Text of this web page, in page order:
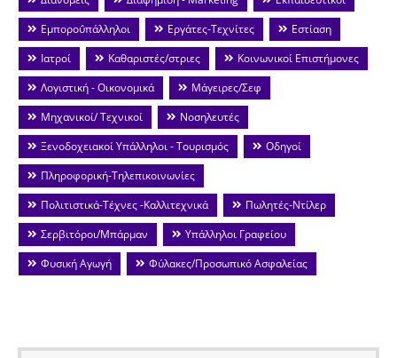
Εμποροΰπάλληλοι
Εργάτες-Τεχνίτες
Εστίαση
Ιατροί
Καθαριστές/στριες
Κοινωνικοί Επιστήμονες
Λογιστική - Οικονομικά
Μάγειρες/Σεφ
Μηχανικοί/ Τεχνικοί
Νοσηλευτές
Ξενοδοχειακοί Υπάλληλοι - Τουρισμός
Οδηγοί
Πληροφορική-Τηλεπικοινωνίες
Πολιτιστικά-Τέχνες -Καλλιτεχνικά
Πωλητές-Ντίλερ
Σερβιτόροι/Μπάρμαν
Υπάλληλοι Γραφείου
Φυσική Αγωγή
Φύλακες/Προσωπικό Ασφαλείας